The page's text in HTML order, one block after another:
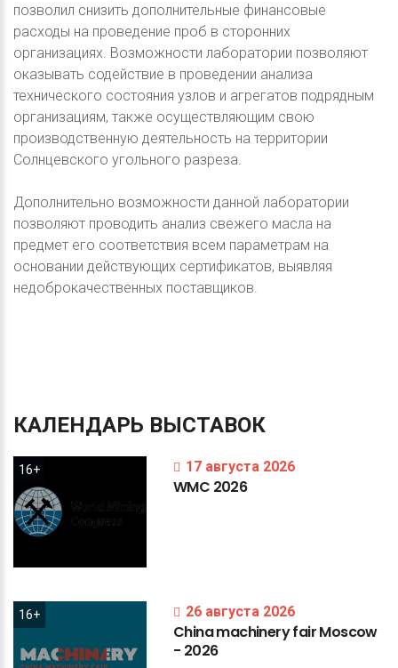
позволил снизить дополнительные финансовые
расходы на проведение проб в сторонних
организациях. Возможности лаборатории позволяют
оказывать содействие в проведении анализа
технического состояния узлов и агрегатов подрядным
организациям, также осуществляющим свою
производственную деятельность на территории
Солнцевского угольного разреза.
Дополнительно возможности данной лаборатории
позволяют проводить анализ свежего масла на
предмет его соответствия всем параметрам на
основании действующих сертификатов, выявляя
недоброкачественных поставщиков.
КАЛЕНДАРЬ ВЫСТАВОК
16+ 17 августа 2026
WMC 2026
16+ 26 августа 2026
ChinamachineryfairMoscow
- 2026